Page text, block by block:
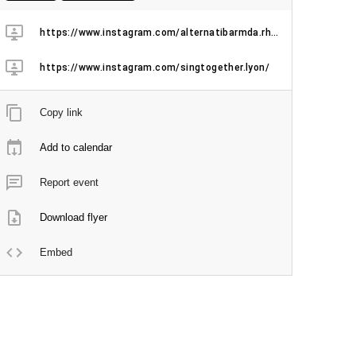
https://www.instagram.com/alternatibarmda.rhone/
https://www.instagram.com/singtogether.lyon/
Copy link
Add to calendar
Report event
Download flyer
Embed